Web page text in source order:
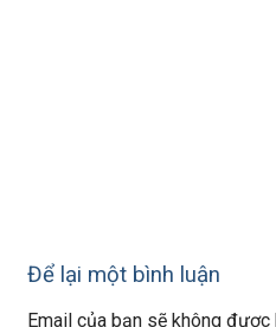
Để lại một bình luận
Email của bạn sẽ không được